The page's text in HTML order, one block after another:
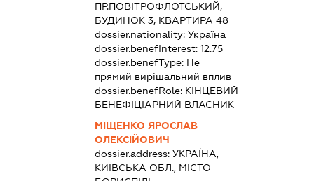
ПР.ПОВІТРОФЛОТСЬКИЙ,
БУДИНОК 3, КВАРТИРА 48
dossier.nationality:Україна
dossier.benefInterest:12.75
dossier.benefType: Не
прямий вирішальний вплив
dossier.benefRole: КІНЦЕВИЙ
БЕНЕФІЦІАРНИЙ ВЛАСНИК
МІЩЕНКО ЯРОСЛАВ
ОЛЕКСІЙОВИЧ
dossier.address:УКРАЇНА,
КИЇВСЬКА ОБЛ., МІСТО